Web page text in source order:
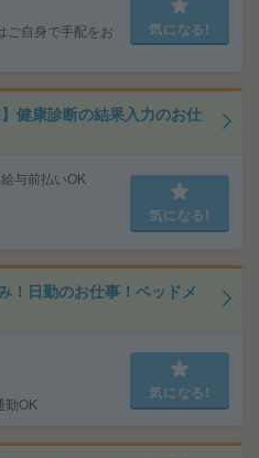
ご自身で手配をお
気になる!
健康診断の結果入力のお仕
与前払いOK
気になる!
！日勤のお仕事！ベッドメ
OK
気になる!